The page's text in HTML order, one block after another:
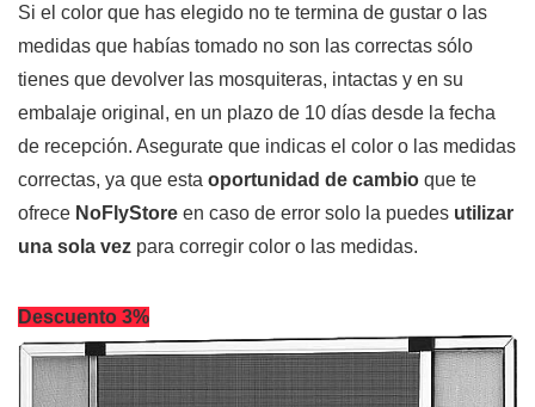
Si el color que has elegido no te termina de gustar o las
medidas que habías tomado no son las correctas sólo
tienes que devolver las mosquiteras, intactas y en su
embalaje original, en un plazo de 10 días desde la fecha
de recepción. Asegurate que indicas el color o las medidas
correctas, ya que esta oportunidad de cambio que te
ofrece NoFlyStore en caso de error solo la puedes utilizar
una sola vez para corregir color o las medidas.
Descuento 3%